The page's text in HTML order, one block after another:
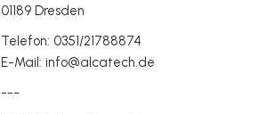
01189 Dresden
Telefon: 0351/21788874
E-Mail: info@alcatech.de
---